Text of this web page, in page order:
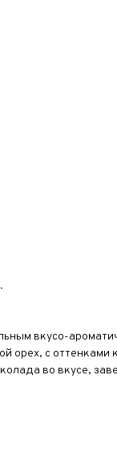
вкусо-
орех, с оттенками
во вкусе,